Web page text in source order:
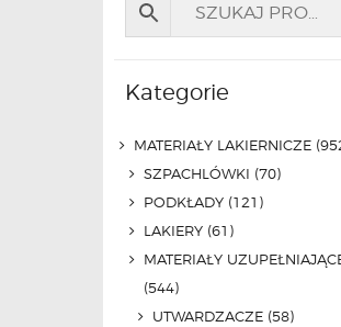
Kategorie
MATERIAŁY LAKIERNICZE
SZPACHLÓWKI (70)
PODKŁADY (121)
LAKIERY (61)
MATERIAŁY
(544)
UTWARDZACZE (58)